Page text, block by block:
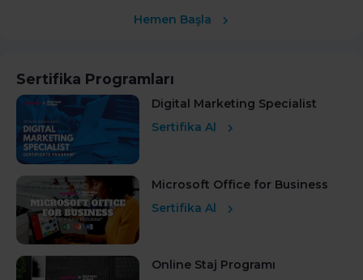
Hemen Başla
Sertifika Programları
Digital Marketing Specialist
Sertifika Al
Microsoft Office for Business
Sertifika Al
Online Staj Programı